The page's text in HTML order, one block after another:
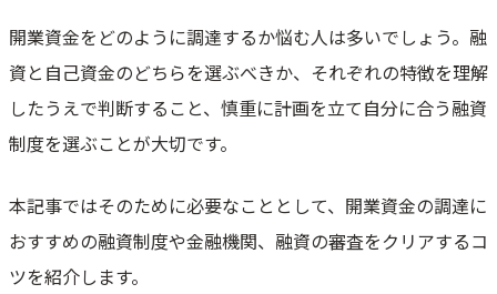
新規開業資金
女性、若者／シニア起業家支援資金
開業資金の融資を受けるときの注意点
利息を踏まえ無理のない返済計画を立てる
融資の審査をクリアするコツ
開業資金の3分の1は自己資金で
現実的な返済計画・事業計画を立てる
開業資金をどのように調達するか悩む人は多いでしょう。融
資と自己資金のどちらを選ぶべきか、それぞれの特徴を理解
したうえで判断すること、慎重に計画を立て自分に合う融資
制度を選ぶことが大切です。
本記事ではそのために必要なこととして、開業資金の調達に
おすすめの融資制度や金融機関、融資の審査をクリアするコ
ツを紹介します。